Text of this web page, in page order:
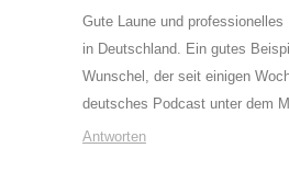
Gute Laune und
in Deutschland. Ein gutes
Wunschel, der seit einigen
deutsches Podcast unter dem
Antworten